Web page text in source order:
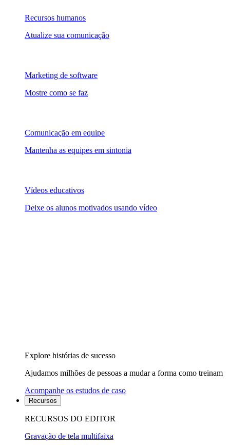
Recursos humanos
Atualize sua comunicação
Marketing de software
Mostre como se faz
Comunicação em equipe
Mantenha as equipes em sintonia
Vídeos educativos
Deixe os alunos motivados usando vídeo
Explore histórias de sucesso
Ajudamos milhões de pessoas a mudar a forma como treinam
Acompanhe os estudos de caso
Recursos
RECURSOS DO EDITOR
Gravação de tela multifaixa